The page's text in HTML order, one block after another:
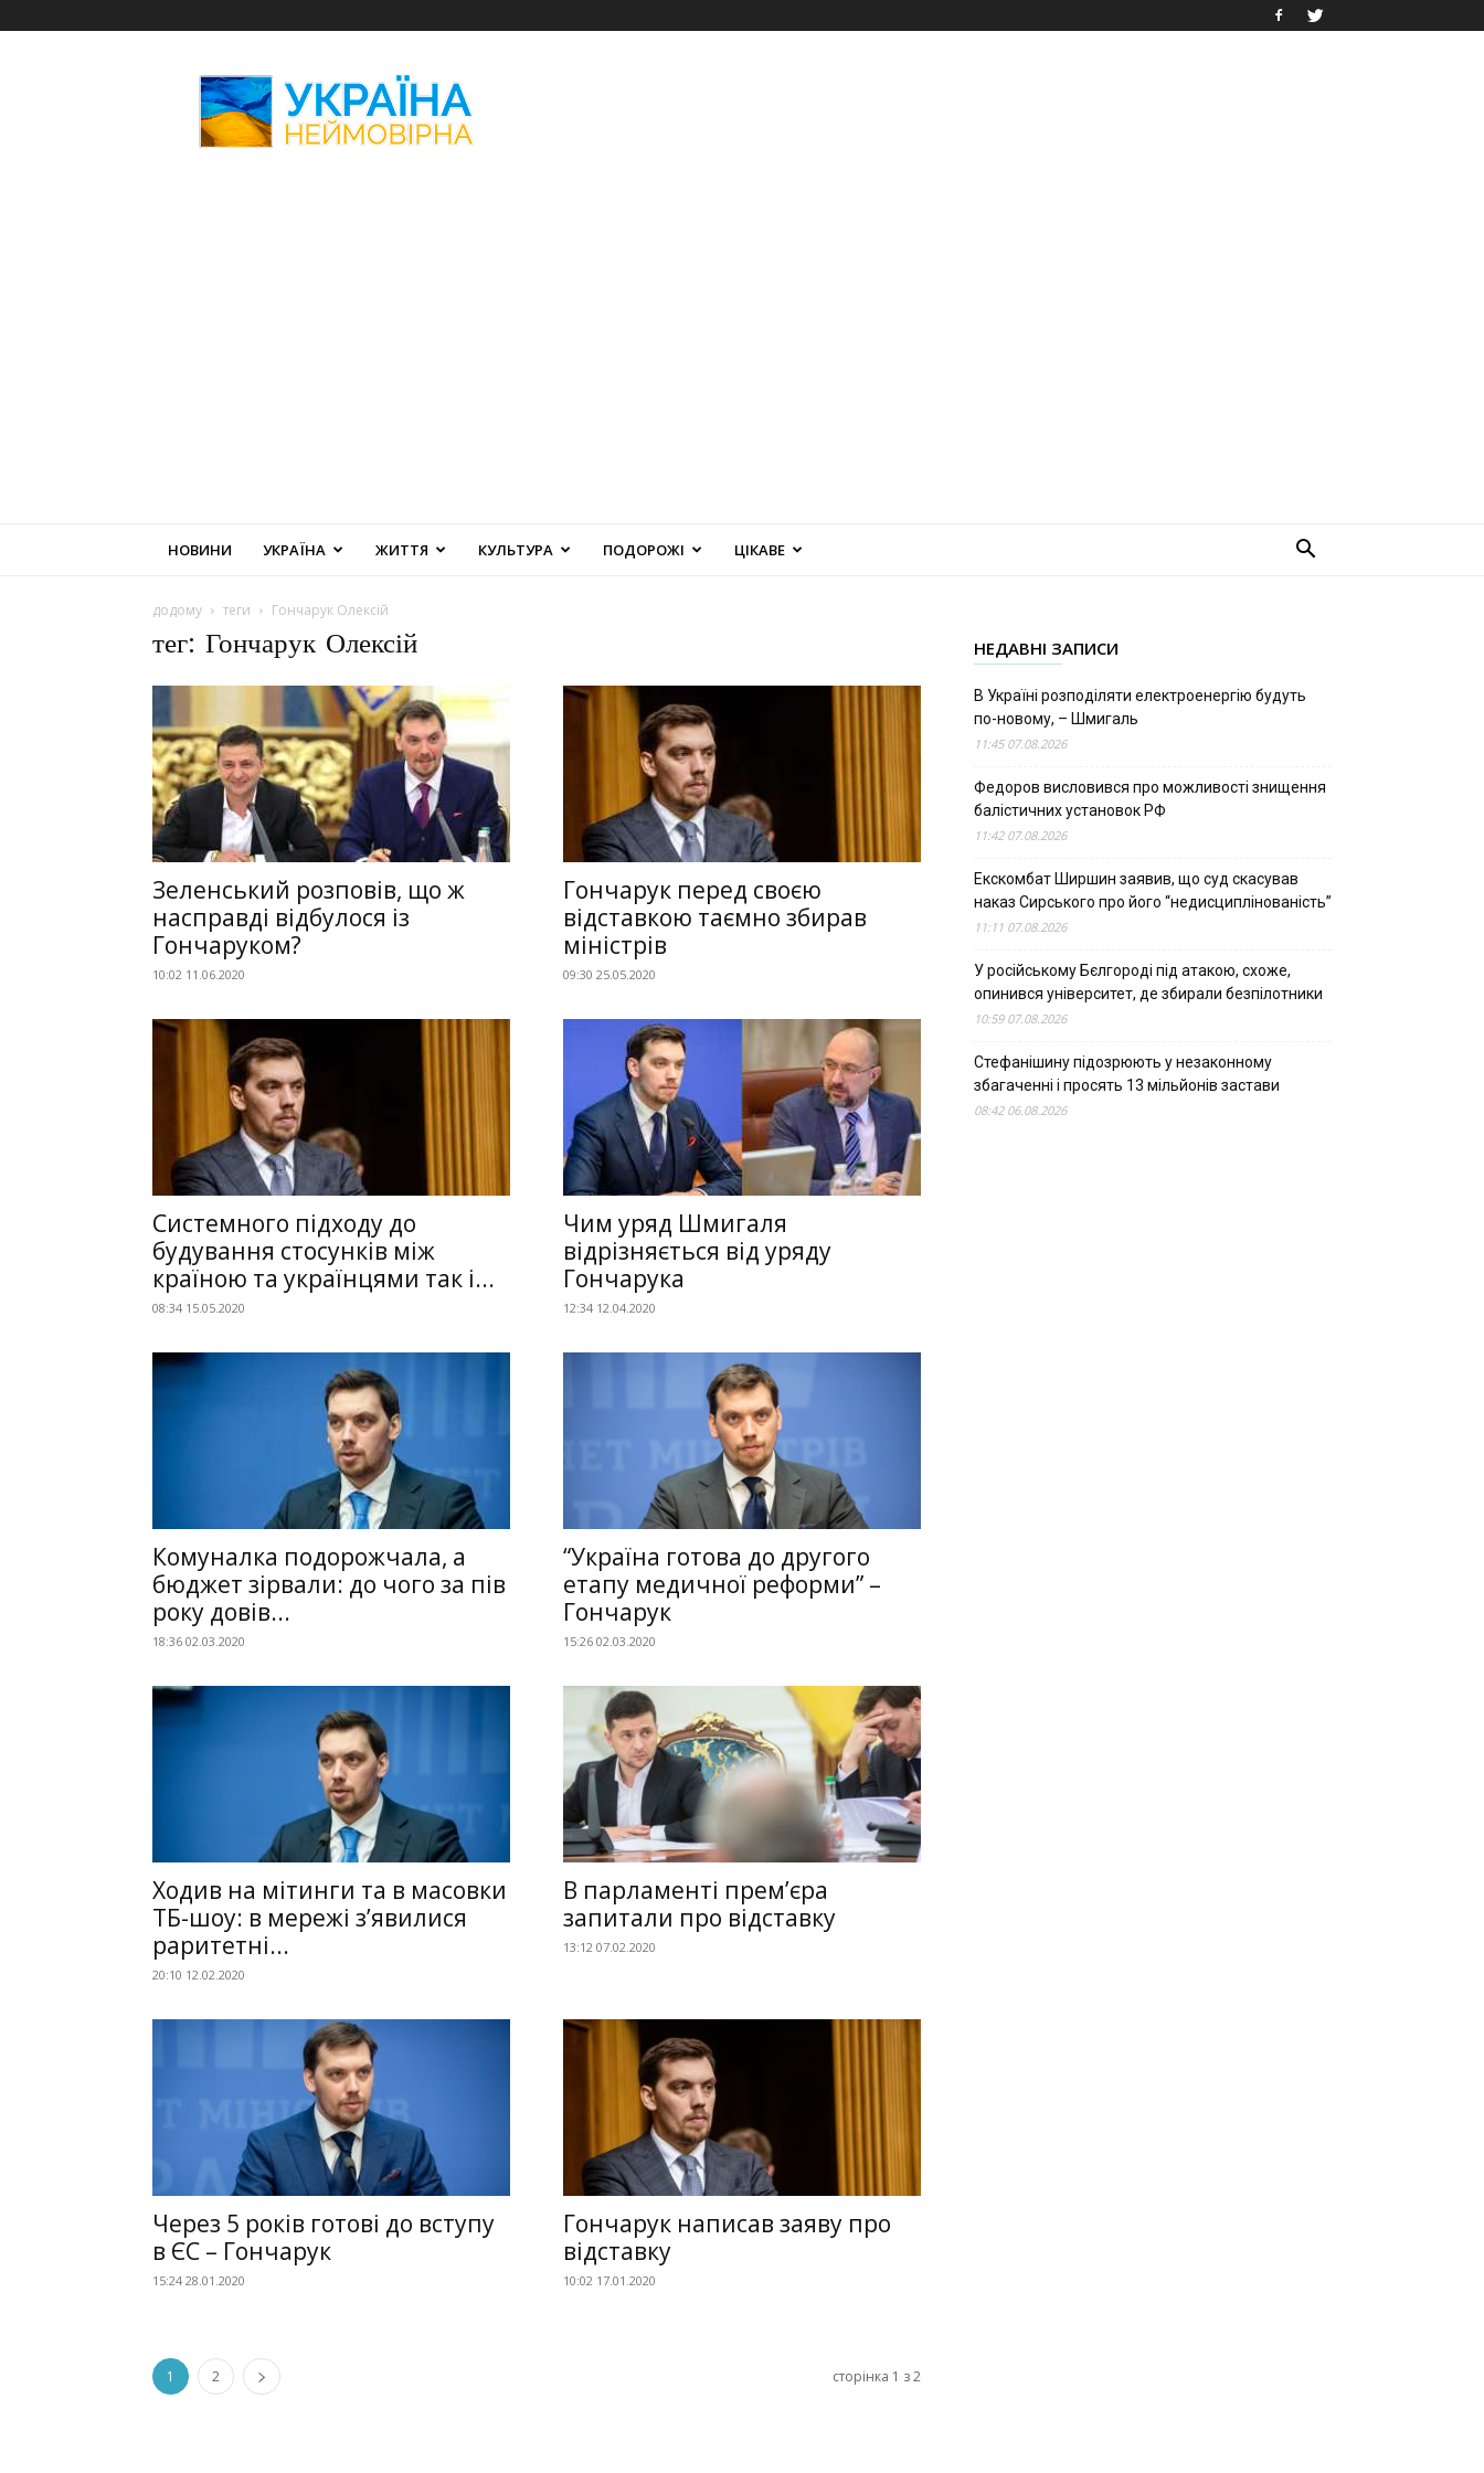
Неймовірна
НОВИНИ УКРАЇНА ЖИТТЯ КУЛЬТУРА ПОДОРОЖІ ЦІКАВЕ
додому теги Гончарук Олексій
тег: Гончарук Олексій
Зеленський розповів, що ж
насправді відбулося із
Гончаруком?
10:02 11.06.2020
Гончарук перед своєю
відставкою таємно збирав
міністрів
09:30 25.05.2020
Системного підходу до
будування стосунків між
країною та українцями так і...
08:34 15.05.2020
Чим уряд Шмигаля
відрізняється від уряду
Гончарука
12:34 12.04.2020
Комуналка подорожчала, а
бюджет зірвали: до чого за пів
року довів...
18:36 02.03.2020
“Україна готова до другого
етапу медичної реформи” –
Гончарук
15:26 02.03.2020
Ходив на мітинги та в масовки
ТБ-шоу: в мережі з’явилися
раритетні...
20:10 12.02.2020
В парламенті прем’єра
запитали про відставку
13:12 07.02.2020
Через 5 років готові до вступу
в ЄС – Гончарук
15:24 28.01.2020
Гончарук написав заяву про
відставку
10:02 17.01.2020
1 2 сторінка 1 з 2
НЕДАВНІ ЗАПИСИ
В Україні розподіляти електроенергію будуть
по-новому, – Шмигаль
11:45 07.08.2026
Федоров висловився про можливості знищення
балістичних установок РФ
11:42 07.08.2026
Екскомбат Ширшин заявив, що суд скасував
наказ Сирського про його “недисциплінованість”
11:11 07.08.2026
У російському Бєлгороді під атакою, схоже,
опинився університет, де збирали безпілотники
10:59 07.08.2026
Стефанішину підозрюють у незаконному
збагаченні і просять 13 мільйонів застави
08:42 06.08.2026